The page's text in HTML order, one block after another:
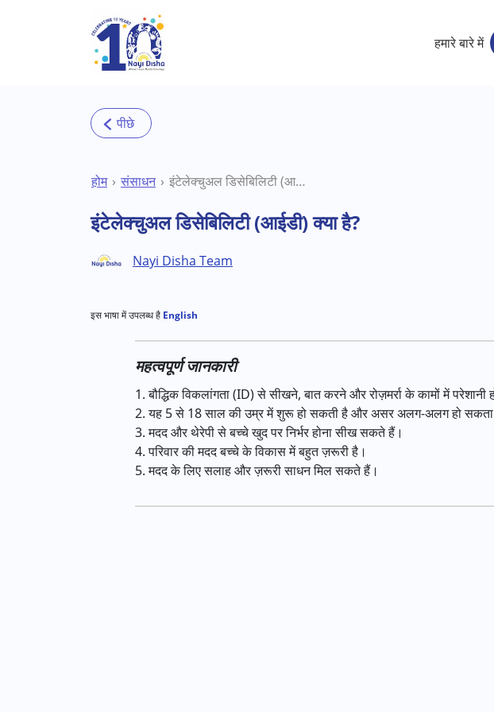
Skip to main content
हमारे बारे में
होम संसाधन इंटेलेक्चुअल डिसेबिलिटी (आईडी) क्या है?
इंटेलेक्चुअल डिसेबिलिटी (आईडी) क्या है?
Nayi Disha Team
इस भाषा में उपलब्ध है English
महत्वपूर्ण जानकारी
1. बौद्धिक विकलांगता (ID) से सीखने, बात करने और रोज़मर्रा के कामों में परेशानी
2. यह 5 से 18 साल की उम्र में शुरू हो सकती है और असर अलग-अलग हो
3. मदद और थेरेपी से बच्चे खुद पर निर्भर होना सीख सकते हैं।
4. परिवार की मदद बच्चे के विकास में बहुत ज़रूरी है।
5. मदद के लिए सलाह और ज़रूरी साधन मिल सकते हैं।